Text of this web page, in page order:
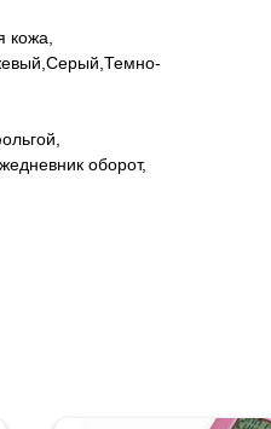
кожа,
оборот,